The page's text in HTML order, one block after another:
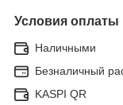
Условия оплаты
Наличными
Безналичный
KASPI QR